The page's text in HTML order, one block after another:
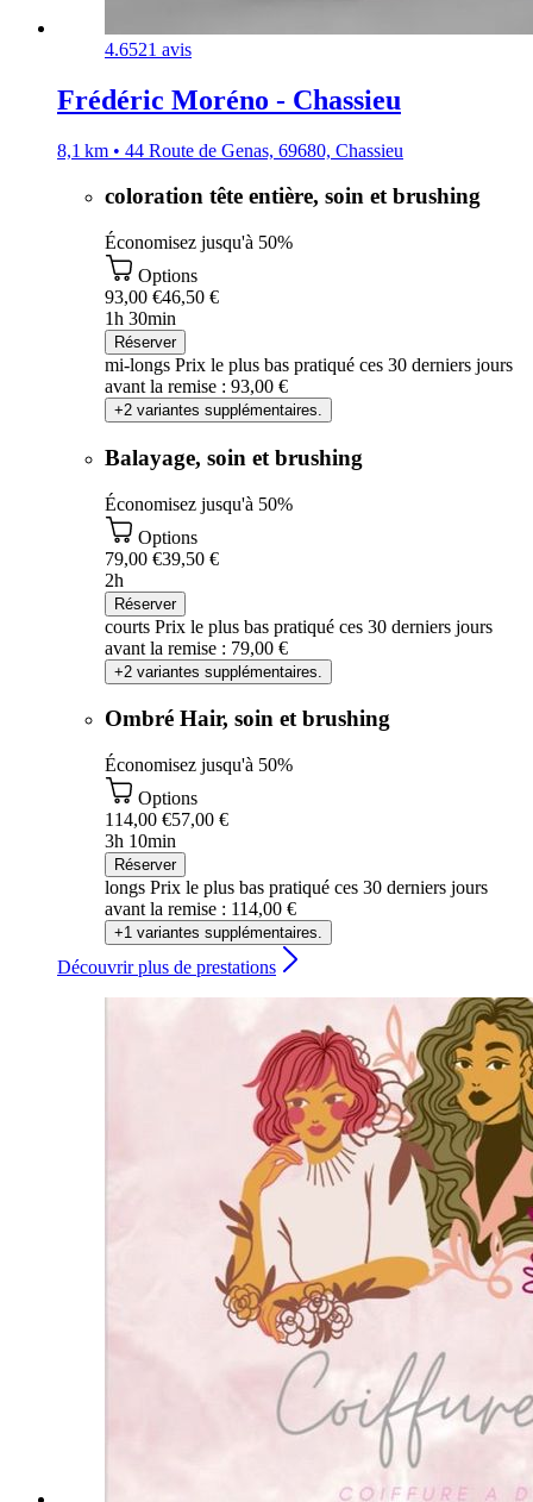
4.6521 avis
Frédéric Moréno - Chassieu
8,1 km • 44 Route de Genas, 69680, Chassieu
coloration tête entière, soin et brushing
Économisez jusqu'à 50%
Options
93,00 €46,50 €
1h 30min
Réserver
mi-longs Prix le plus bas pratiqué ces 30 derniers jours
avant la remise : 93,00 €
+2 variantes supplémentaires.
Balayage, soin et brushing
Économisez jusqu'à 50%
Options
79,00 €39,50 €
2h
Réserver
courts Prix le plus bas pratiqué ces 30 derniers jours
avant la remise : 79,00 €
+2 variantes supplémentaires.
Ombré Hair, soin et brushing
Économisez jusqu'à 50%
Options
114,00 €57,00 €
3h 10min
Réserver
longs Prix le plus bas pratiqué ces 30 derniers jours
avant la remise : 114,00 €
+1 variantes supplémentaires.
Découvrir plus de prestations